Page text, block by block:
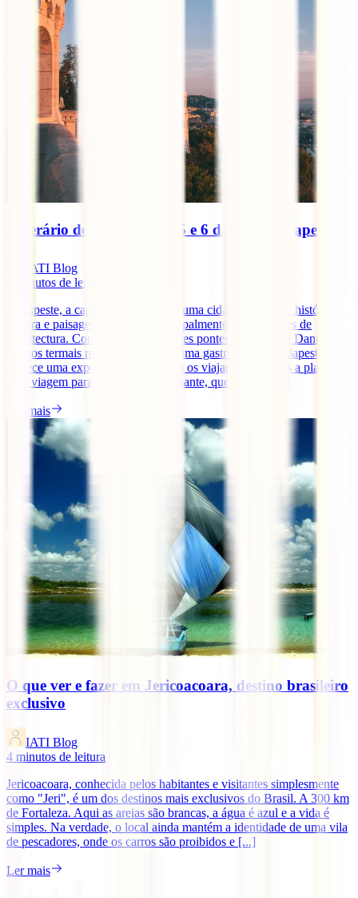
Itinerário de viagem de 4, 5 e 6 dias em Budapeste
IATI Blog
minutos de leitura
Budapeste, a capital da Hungria, é uma cidade repleta de história,
cultura e paisagens incríveis, principalmente para amantes de
arquitectura. Com as impressionantes pontes sobre o Rio Danúbio,
banhos termais relaxantes e uma ótima gastronomia, Budapeste
oferece uma experiência única para os viajantes. Se estás a planear
uma viagem para esta cidade fascinante, quer tenhas [...]
Ler mais
O que ver e fazer em Jericoacoara, destino brasileiro
exclusivo
IATI Blog
4 minutos de leitura
Jericoacoara, conhecida pelos habitantes e visitantes simplesmente
como "Jeri", é um dos destinos mais exclusivos do Brasil. A 300 km
de Fortaleza. Aqui as areias são brancas, a água é azul e a vida é
simples. Na verdade, o local ainda mantém a identidade de uma vila
de pescadores, onde os carros são proibidos e [...]
Ler mais